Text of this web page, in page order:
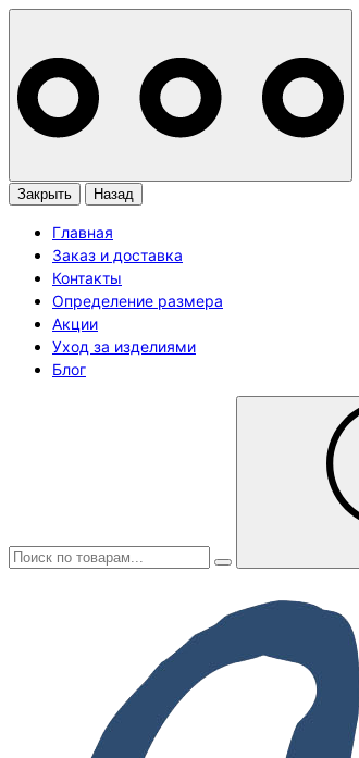
Закрыть Назад
Главная
Заказ и доставка
Контакты
Определение размера
Акции
Уход за изделиями
Блог